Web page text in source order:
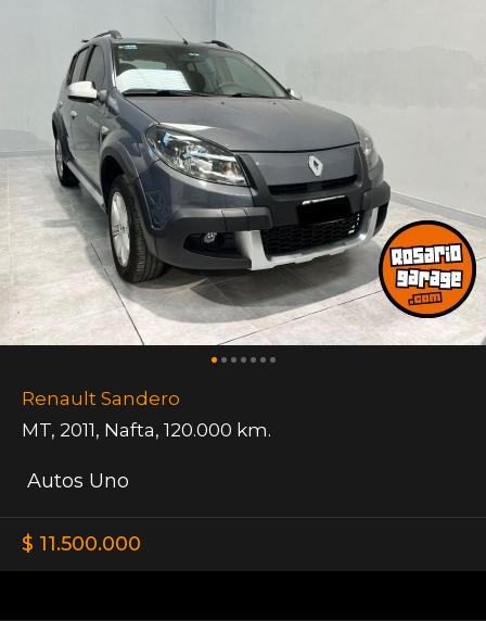
Renault Sandero
MT, 2011, Nafta, 120.000 km.
Autos Uno
$ 11.500.000